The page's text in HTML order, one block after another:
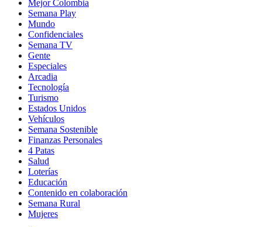
Mejor Colombia
Semana Play
Mundo
Confidenciales
Semana TV
Gente
Especiales
Arcadia
Tecnología
Turismo
Estados Unidos
Vehículos
Semana Sostenible
Finanzas Personales
4 Patas
Salud
Loterías
Educación
Contenido en colaboración
Semana Rural
Mujeres